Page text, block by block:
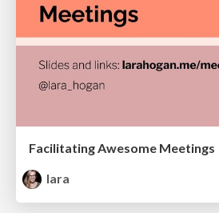
Facilitating Awesome Meetings
lara